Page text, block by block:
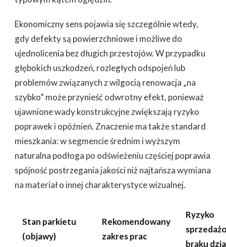
Ekonomiczny sens pojawia się szczególnie wtedy,
gdy defekty są powierzchniowe i możliwe do
ujednolicenia bez długich przestojów. W przypadku
głębokich uszkodzeń, rozległych odspojeń lub
problemów związanych z wilgocią renowacja „na
szybko” może przynieść odwrotny efekt, ponieważ
ujawnione wady konstrukcyjne zwiększają ryzyko
poprawek i opóźnień. Znaczenie ma także standard
mieszkania: w segmencie średnim i wyższym
naturalna podłoga po odświeżeniu częściej poprawia
spójność postrzegania jakości niż najtańsza wymiana
na materiał o innej charakterystyce wizualnej.
Stan parkietu
(objawy)
Rekomendowany
zakres prac
Ryzyko
braku